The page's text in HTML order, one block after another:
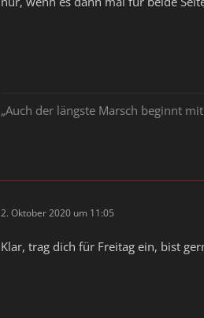
„Auch der längste Marsch beginnt
2. Oktober 2020 um 11:05
Klar, trag dich für Freitag ein, bist